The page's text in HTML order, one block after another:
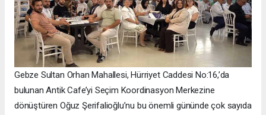
Gebze Sultan Orhan Mahallesi, Hürriyet Caddesi No:16,’da
bulunan Antik Cafe’yi Seçim Koordinasyon Merkezine
dönüştüren Oğuz Şerifalioğlu’nu bu önemli gününde çok sayıda